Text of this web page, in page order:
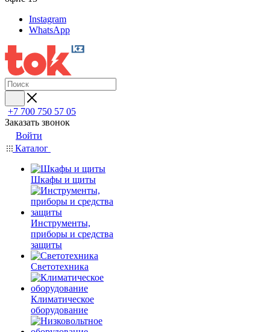
Instagram
WhatsApp
+7 700 750 57 05
Заказать звонок
Войти
Каталог
Шкафы и щиты
Инструменты,
приборы и средства
защиты
Светотехника
Климатическое
оборудование